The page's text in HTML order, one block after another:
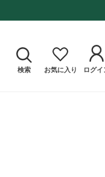
検索 お気に入り ログイ